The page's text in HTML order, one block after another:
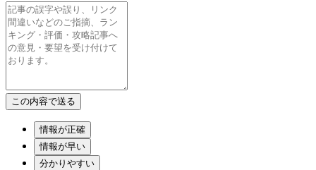
情報が正確
情報が早い
分かりやすい